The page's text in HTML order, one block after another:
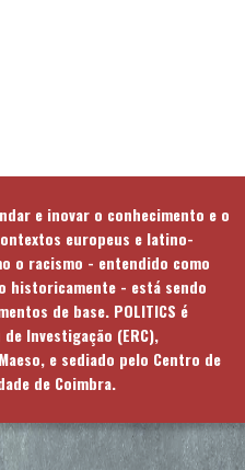
e inovar o conhecimento e o
europeus e latino-
o racismo - entendido como
historicamente - está sendo
de base. POLITICS é
Investigação (ERC),
e sediado pelo Centro de
de Coimbra.